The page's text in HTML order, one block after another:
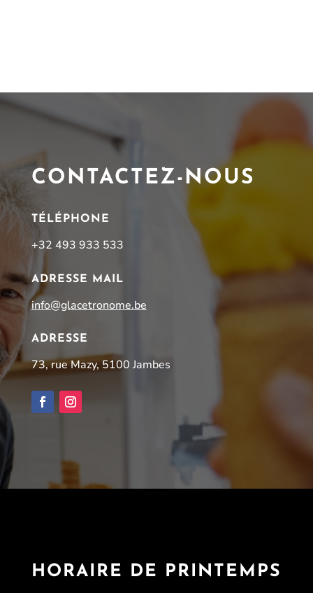
CONTACTEZ-NOUS
TÉLÉPHONE
+32 493 933 533
ADRESSE MAIL
info@glacetronome.be
ADRESSE
73, rue Mazy, 5100 Jambes
HORAIRE DE PRINTEMPS